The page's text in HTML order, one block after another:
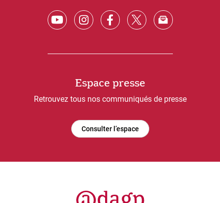
Espace presse
Retrouvez tous nos communiqués de presse
Consulter l’espace